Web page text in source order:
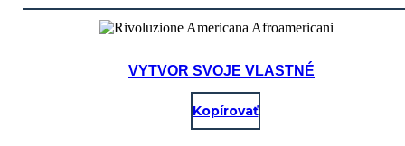
VYTVOR SVOJE VLASTNÉ
Kopírovať